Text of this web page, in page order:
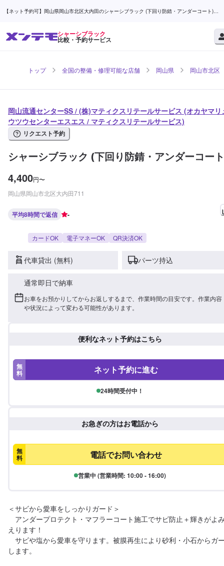
【ネット予約可】岡山県岡山市北区大内田のシャーシブラック (下回り防錆・アンダーコート)な
シャーシブラック
比較・予約サービス
トップ 全国の整備・修理可能な店舗 岡山県 岡山市北区
岡山流通センターSS / (株)マティクスリテールサービス (オカヤマリ
ウツウセンターエスエス / マティクスリテールサービス)
リクエスト予約
シャーシブラック (下回り防錆・アンダーコー
4,400円〜
岡山県岡山市北区大内田711
平均8時間で返信 -
カードOK 電子マネーOK QR決済OK
代車貸出 (無料) パーツ持込
通常即日で納車
お車をお預かりしてからお返しするまで、作業時間の目安です。作業内容
や状況によって変わる可能性があります。
便利なネット予約はこちら
無
料 ネット予約に進む
24時間受付中！
お急ぎの方はお電話から
無
料 電話でお問い合わせ
営業中 (営業時間: 10:00 - 16:00)
＜サビから愛車をしっかりガード＞
アンダープロテクト・マフラーコート施工でサビ防止＋輝きがよ
えります！
サビや塩から愛車を守ります。被膜再生により砂利・小石からガ
します。